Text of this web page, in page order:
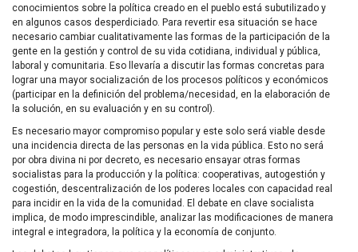
conocimientos sobre la política creado en el pueblo está subutilizado y
en algunos casos desperdiciado. Para revertir esa situación se hace
necesario cambiar cualitativamente las formas de la participación de la
gente en la gestión y control de su vida cotidiana, individual y pública,
laboral y comunitaria. Eso llevaría a discutir las formas concretas para
lograr una mayor socialización de los procesos políticos y económicos
(participar en la definición del problema/necesidad, en la elaboración de
la solución, en su evaluación y en su control).
Es necesario mayor compromiso popular y este solo será viable desde
una incidencia directa de las personas en la vida pública. Esto no será
por obra divina ni por decreto, es necesario ensayar otras formas
socialistas para la producción y la política: cooperativas, autogestión y
cogestión, descentralización de los poderes locales con capacidad real
para incidir en la vida de la comunidad. El debate en clave socialista
implica, de modo imprescindible, analizar las modificaciones de manera
integral e integradora, la política y la economía de conjunto.